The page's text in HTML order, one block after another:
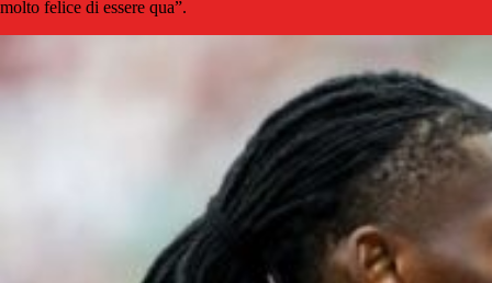
molto felice di essere qua”.